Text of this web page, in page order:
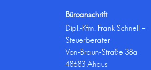
Büroanschrift
Dipl.-Kfm. Frank Schnell –
Steuerberater
Von-Braun-Straße 38a
48683 Ahaus